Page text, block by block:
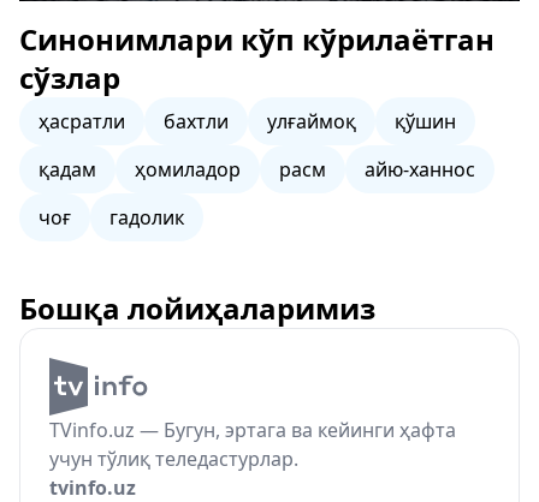
Синонимлари кўп кўрилаётган
сўзлар
ҳасратли бахтли улғаймоқ
қўшин
қадам
ҳомиладор расм
айю-ханнос
чоғ
гадолик
Бошқа лойиҳаларимиз
TVinfo.uz — Бугун, эртага ва кейинги ҳафта
учун тўлиқ теледастурлар.
tvinfo.uz